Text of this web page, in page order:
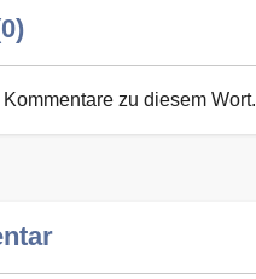
zu diesem Wort.